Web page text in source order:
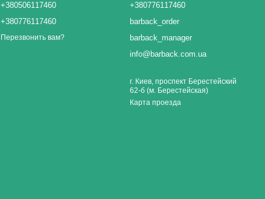
+380506117460
+380776117460
Перезвонить вам?
+380776117460
barback_order
barback_manager
info@barback.com.ua
г. Киев, проспект Берестейский
62-б (м. Берестейская)
Карта проезда